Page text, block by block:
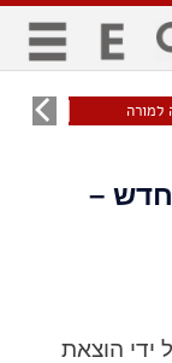
התקרב
למורה עוני
–
ידי הוצאת